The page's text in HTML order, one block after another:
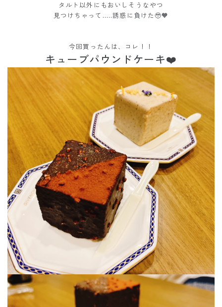
タルト以外にもおいしそうなやつ
見つけちゃって.....誘惑に負けた🥹🧡
今回買ったんは、コレ！！
キューブパウンドケーキ❤️